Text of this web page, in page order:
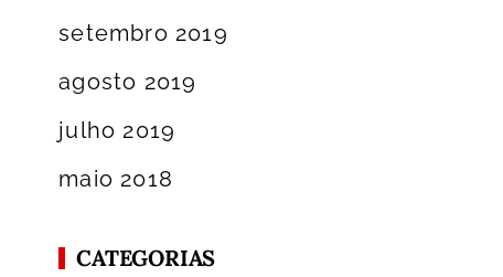
setembro 2019
agosto 2019
julho 2019
maio 2018
CATEGORIAS